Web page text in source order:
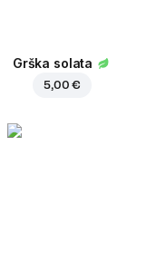
Grška solata
5,00 €